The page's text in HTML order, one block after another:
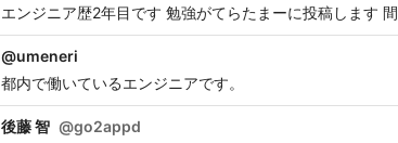
エンジニア歴2年目です 勉強がてらたまーに投稿します
@umeneri
都内で働いているエンジニアです。
後藤 智 @go2appd